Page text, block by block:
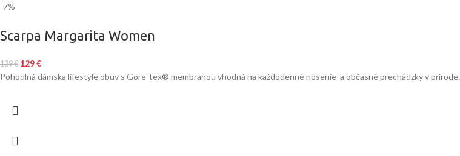
-7%
Scarpa Margarita Women
139€ 129€
Pohodlná dámska lifestyle obuv s Gore-tex® membránou vhodná na každodenné nosenie a občasné prechádzky v prírode.